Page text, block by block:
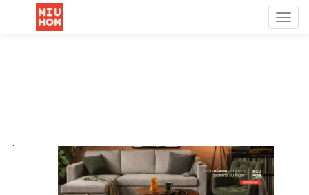
Menú
de
.